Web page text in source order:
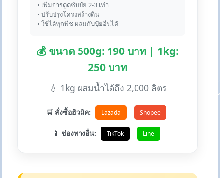
• เพิ่มการดูดซับปุ๋ย 2-3 เท่า
• ปรับปรุงโครงสร้างดิน
• ใช้ได้ทุกพืช ผสมกับปุ๋ยอื่นได้
💰 ขนาด 500g: 190 บาท | 1kg:
250 บาท
💧 1kg ผสมน้ำได้ถึง 2,000 ลิตร
🛒 สั่งซื้อฮิวมิค: Lazada Shopee
📱 ช่องทางอื่น: TikTok Line